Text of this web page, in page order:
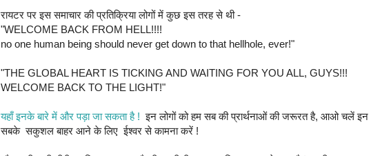
रायटर पर इस समाचार की प्रतिक्रिया लोगों में कुछ इस तरह से थी -
"WELCOME BACK FROM HELL!!!!
no one human being should never get down to that hellhole, ever!"
"THE GLOBAL HEART IS TICKING AND WAITING FOR YOU ALL, GUYS!!!
WELCOME BACK TO THE LIGHT!"
यहाँ इनके बारे में और पड़ा जा सकता है ! इन लोगों को हम सब की प्रार्थनाओं की जरूरत है, आओ चलें इन
सबके सकुशल बाहर आने के लिए ईश्वर से कामना करें !